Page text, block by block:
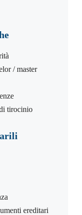
/ master
tirocinio
ereditari